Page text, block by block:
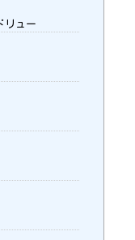
リュー